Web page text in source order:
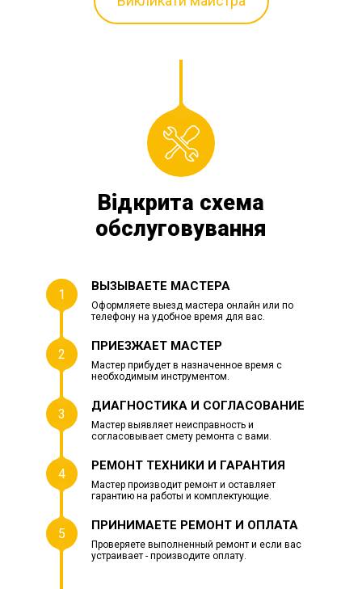
Відкрита схема
обслуговування
1
ВЫЗЫВАЕТЕ МАСТЕРА
Оформляете выезд мастера онлайн или по
телефону на удобное время для вас.
2
ПРИЕЗЖАЕТ МАСТЕР
Мастер прибудет в назначенное время с
необходимым инструментом.
3
ДИАГНОСТИКА И СОГЛАСОВАНИЕ
Мастер выявляет неисправность и
согласовывает смету ремонта с вами.
4
РЕМОНТ ТЕХНИКИ И ГАРАНТИЯ
Мастер производит ремонт и оставляет
гарантию на работы и комплектующие.
5
ПРИНИМАЕТЕ РЕМОНТ И ОПЛАТА
Проверяете выполненный ремонт и если вас
устраивает - производите оплату.